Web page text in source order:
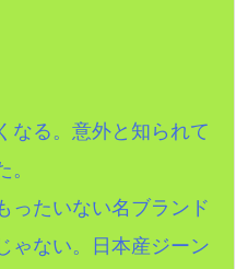
なる。意外と知られて
たいない名ブランド
ゃない。日本産ジーン